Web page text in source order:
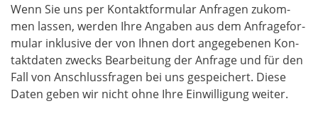
Wenn Sie uns per Kon­takt­for­mu­lar Anfra­gen zukom­
men las­sen, wer­den Ihre Anga­ben aus dem Anfra­ge­for­
mu­lar inklu­si­ve der von Ihnen dort ange­ge­be­nen Kon­
takt­da­ten zwecks Bear­bei­tung der Anfra­ge und für den
Fall von Anschluss­fra­gen bei uns gespei­chert. Die­se
Daten geben wir nicht ohne Ihre Ein­wil­li­gung weiter.